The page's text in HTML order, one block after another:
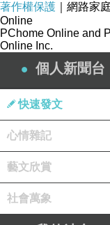
上線下品牌CRM會
費者在Offline、
CLICKFORCE產
(CRM、CDP)需整
接續由
Verizon
盈傑總經理、前線
事業處吳致達科
DOOH(Outdoor)
著作權保護 ｜網路家
Online
PChome Online and
Online Inc.
個人新聞台
快速發文
心情雜記
藝文欣賞
社會萬象